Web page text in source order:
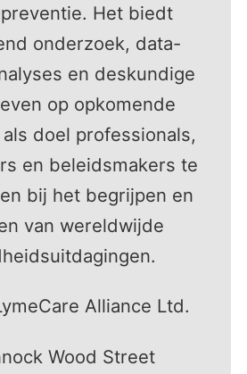
Het biedt
onderzoek, data-
en deskundige
op opkomende
doel professionals,
en beleidsmakers te
bij het begrijpen en
van wereldwijde
Alliance Ltd.
Wood Street